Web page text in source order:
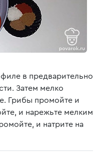
в предварительно
Затем мелко
Грибы промойте и
и нарежьте мелким
и натрите на